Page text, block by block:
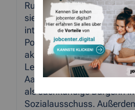
Rursee und Zirkus in
sie den „Verein zur
integrativen
Politisch war und ist sie
aktiv: Von 2014 bis 2020
Legislaturperiode für die
Aachener Stadtrat, danach
als sachkundige Bürgerin
Sozialausschuss.